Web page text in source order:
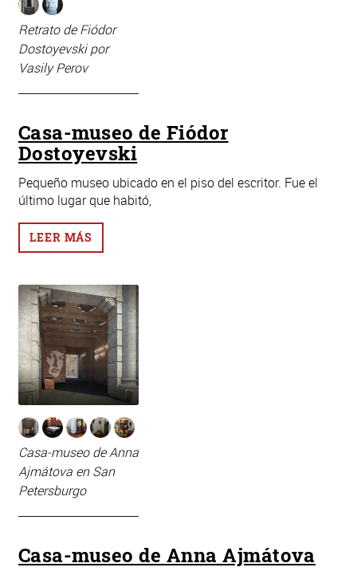
Retrato de Fiódor
Dostoyevski por
Vasily Perov
Casa-museo de Fiódor
Dostoyevski
Pequeño museo ubicado en el piso del escritor. Fue el
último lugar que habitó,
LEER MÁS
Casa-museo de Anna
Ajmátova en San
Petersburgo
Casa-museo de Anna Ajmátova